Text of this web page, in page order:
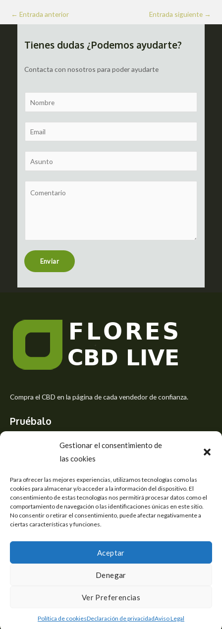
Gestionar el consentimiento de
las cookies
Para ofrecer las mejores experiencias, utilizamos tecnologías como las
cookies para almacenar y/o acceder a la información del dispositivo. El
consentimiento de estas tecnologías nos permitirá procesar datos como el
comportamiento de navegación o las identificaciones únicas en este sitio.
No consentir o retirar el consentimiento, puede afectar negativamente a
ciertas características y funciones.
Aceptar
Denegar
Ver Preferencias
Política de cookiesDeclaración de privacidadAviso Legal
Navegación
de
← Entrada anterior Entrada siguiente →
Tienes dudas ¿Podemos ayudarte?
Contacta con nosotros para poder ayudarte
a
m
m
a
u
b
t
r
s
e
Enviar
Compra el CBD en la página de cada vendedor de confianza.
Pruébalo
Siente el mejor aroma de las flores CBD y usa los beneficios del
Accesos
Aviso Legal
Política de cookies
Declaración de privacidad
Flores CBD online con envío a domicilio